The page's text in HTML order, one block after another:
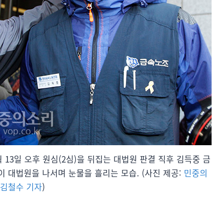
일 오후 원심(2심)을 뒤집는 대법원 판결 직후 김득중 금
대법원을 나서며 눈물을 흘리는 모습. (사진 제공: 민중의
철수 기자)